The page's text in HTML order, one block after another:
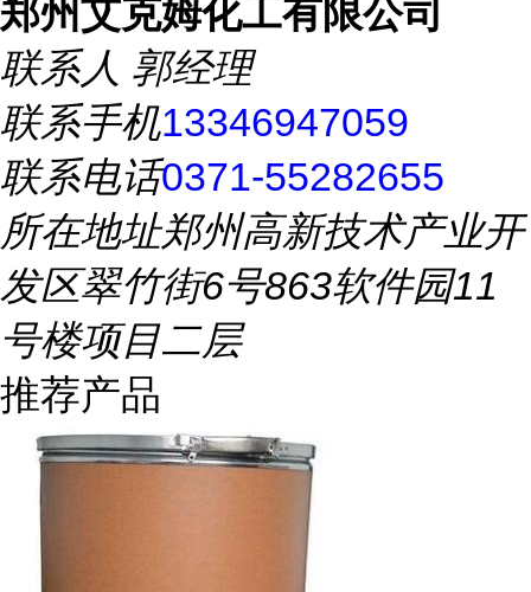
郑州艾克姆化工有限公司
联系人 郭经理
联系手机13346947059
联系电话0371-55282655
所在地址郑州高新技术产业开
发区翠竹街6号863软件园11
号楼项目二层
推荐产品